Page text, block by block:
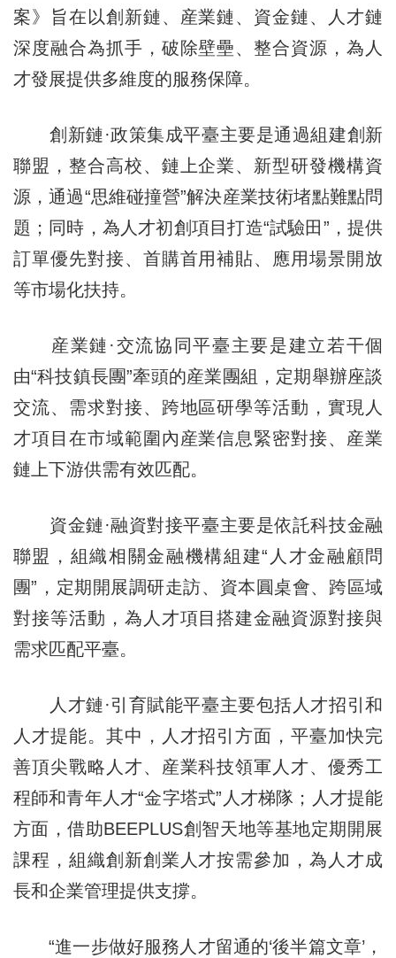
案》旨在以創新鏈、産業鏈、資金鏈、人才鏈
深度融合為抓手，破除壁壘、整合資源，為人
才發展提供多維度的服務保障。
創新鏈·政策集成平臺主要是通過組建創新
聯盟，整合高校、鏈上企業、新型研發機構資
源，通過“思維碰撞營”解決産業技術堵點難點問
題；同時，為人才初創項目打造“試驗田”，提供
訂單優先對接、首購首用補貼、應用場景開放
等市場化扶持。
産業鏈·交流協同平臺主要是建立若干個
由“科技鎮長團”牽頭的産業團組，定期舉辦座談
交流、需求對接、跨地區研學等活動，實現人
才項目在市域範圍內産業信息緊密對接、産業
鏈上下游供需有效匹配。
資金鏈·融資對接平臺主要是依託科技金融
聯盟，組織相關金融機構組建“人才金融顧問
團”，定期開展調研走訪、資本圓桌會、跨區域
對接等活動，為人才項目搭建金融資源對接與
需求匹配平臺。
人才鏈·引育賦能平臺主要包括人才招引和
人才提能。其中，人才招引方面，平臺加快完
善頂尖戰略人才、産業科技領軍人才、優秀工
程師和青年人才“金字塔式”人才梯隊；人才提能
方面，借助BEEPLUS創智天地等基地定期開展
課程，組織創新創業人才按需參加，為人才成
長和企業管理提供支撐。
“進一步做好服務人才留通的‘後半篇文章’，